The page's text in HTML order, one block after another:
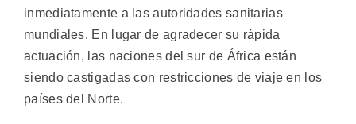
inmediatamente a las autoridades sanitarias
mundiales. En lugar de agradecer su rápida
actuación, las naciones del sur de África están
siendo castigadas con restricciones de viaje en los
países del Norte.